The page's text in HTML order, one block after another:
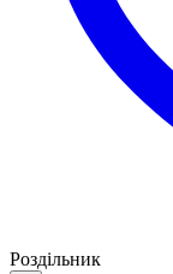
Роздільник